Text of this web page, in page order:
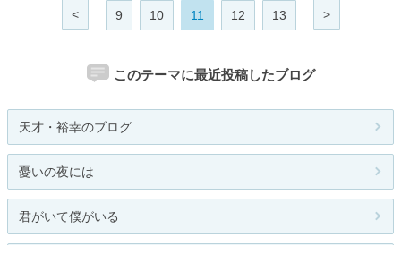
< 9 10 11 12 13 >
このテーマに最近投稿したブログ
天才・裕幸のブログ
憂いの夜には
君がいて僕がいる